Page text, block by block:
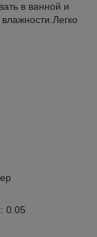
в ванной и
0.05